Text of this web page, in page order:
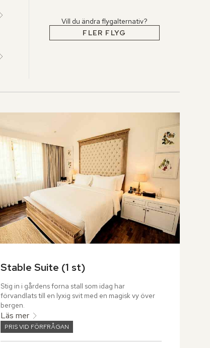
Vill du ändra flygalternativ?
FLER FLYG
Stable Suite (1 st)
Stig in i gårdens forna stall som idag har
förvandlats till en lyxig svit med en magisk vy över
bergen.
Läs mer
PRIS VID FÖRFRÅGAN